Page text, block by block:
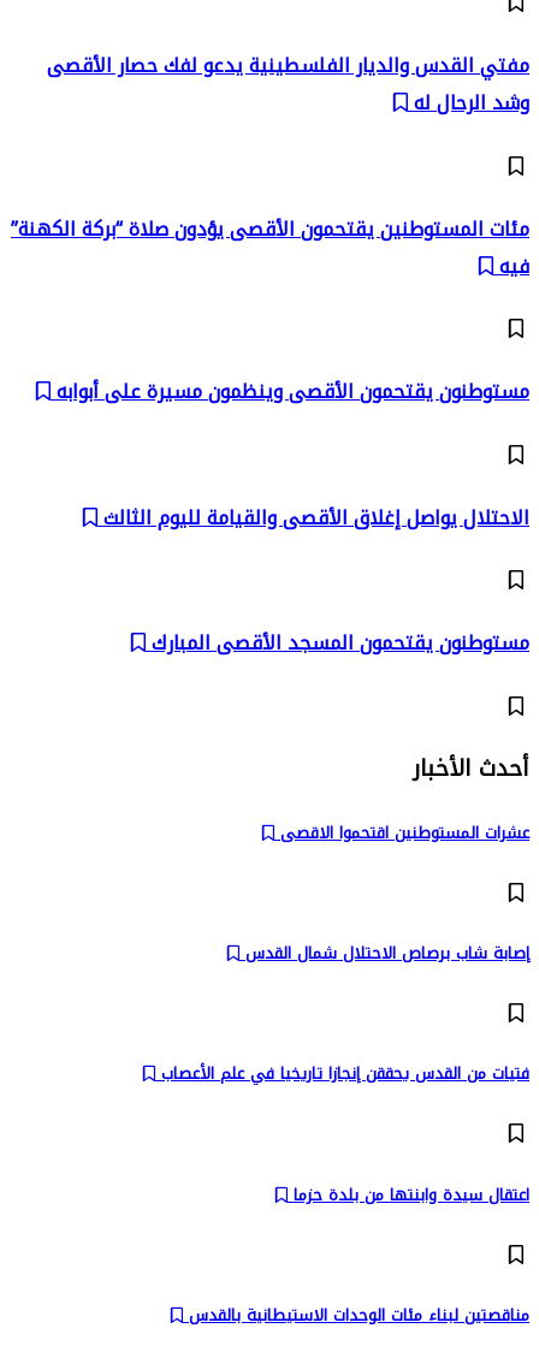
مفتي القدس والديار الفلسطينية يدعو لفك حصار الأقصى
وشد الرحال له
مئات المستوطنين يقتحمون الأقصى يؤدون صلاة “بركة الكهنة”
فيه
مستوطنون يقتحمون الأقصى وينظمون مسيرة على أبوابه
الاحتلال يواصل إغلاق الأقصى والقيامة لليوم الثالث
مستوطنون يقتحمون المسجد الأقصى المبارك
أحدث الأخبار
عشرات المستوطنين اقتحموا الاقصى
إصابة شاب برصاص الاحتلال شمال القدس
فتيات من القدس يحققن إنجازا تاريخيا في علم الأعصاب
اعتقال سيدة وابنتها من بلدة حزما
مناقصتين لبناء مئات الوحدات الاستيطانية بالقدس